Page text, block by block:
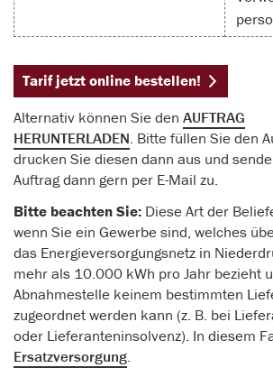
Tarif jetzt online bestellen!
Alternativ können Sie den AUFTRAG
HERUNTERLADEN. Bitte füllen Sie den
drucken Sie diesen dann aus und
Auftrag dann gern per E-Mail zu.
Bitte beachten Sie: Diese Art der
wenn Sie ein Gewerbe sind, welches
das Energieversorgungsnetz in
mehr als 10.000 kWh pro Jahr bezieht
Abnahmestelle keinem bestimmten
zugeordnet werden kann (z. B. bei
oder Lieferanteninsolvenz). In diesem
Ersatzversorgung.